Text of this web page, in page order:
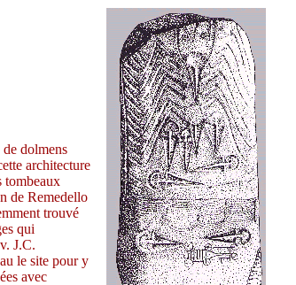
dolmens
architecture
tombeaux
de Remedello
trouvé
qui
J.C.
le site pour y
avec